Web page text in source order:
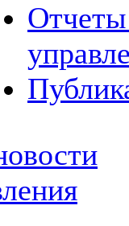
Отчеты